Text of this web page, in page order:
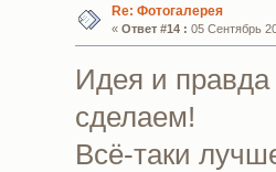
Re: Фотогалерея
« Ответ #14 : 05 Сентябрь
Идея и
сделаем!
Всё-таки